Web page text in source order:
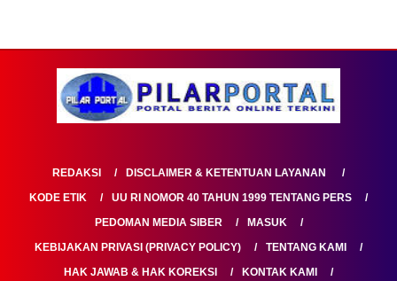
REDAKSI
DISCLAIMER & KETENTUAN LAYANAN
KODE ETIK
UU RI NOMOR 40 TAHUN 1999 TENTANG PERS
PEDOMAN MEDIA SIBER
MASUK
KEBIJAKAN PRIVASI (PRIVACY POLICY)
TENTANG KAMI
HAK JAWAB & HAK KOREKSI
KONTAK KAMI